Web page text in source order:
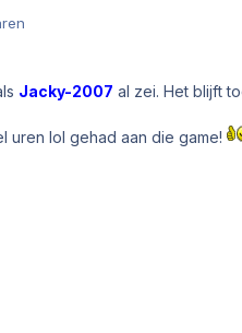
Jacky-2007 al zei. Het blijft
uren lol gehad aan die game!